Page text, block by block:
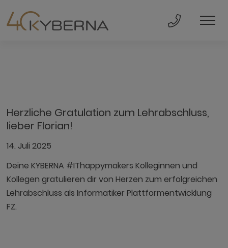
Direkt
Herzliche Gratulation zum Lehrabschluss,
lieber Florian!
14. Juli 2025
Deine KYBERNA #IThappymakers Kolleginnen und
Kollegen gratulieren dir von Herzen zum erfolgreichen
Lehrabschluss als Informatiker Plattformentwicklung
FZ.